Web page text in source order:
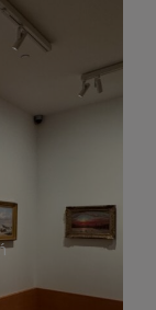
biblioteka
zarówno
galerie,